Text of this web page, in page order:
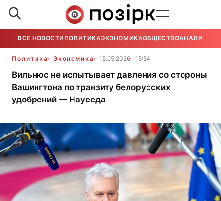
ВСЕ НОВОСТИ ПОЛИТИКАЭКОНОМИКАОБЩЕСТВОАНАЛИТИКА
Политика Экономика 15.05.2026 15:54
Вильнюс не испытывает давления со стороны
Вашингтона по транзиту белорусских
удобрений — Науседа